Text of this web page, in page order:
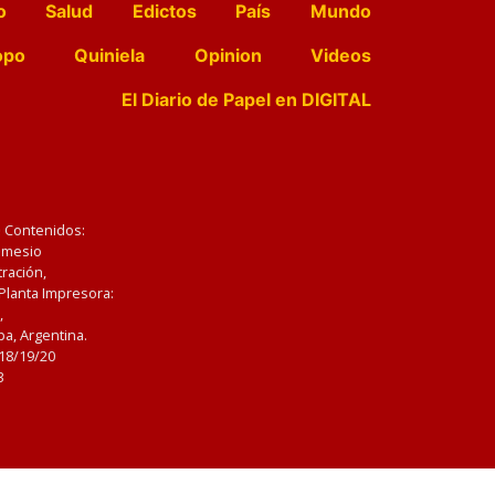
Salud Edictos País
Mundo
Quiniela Opinion
Videos
El Diario de Papel en DIGITAL
Impresora:
Argentina.
19/20